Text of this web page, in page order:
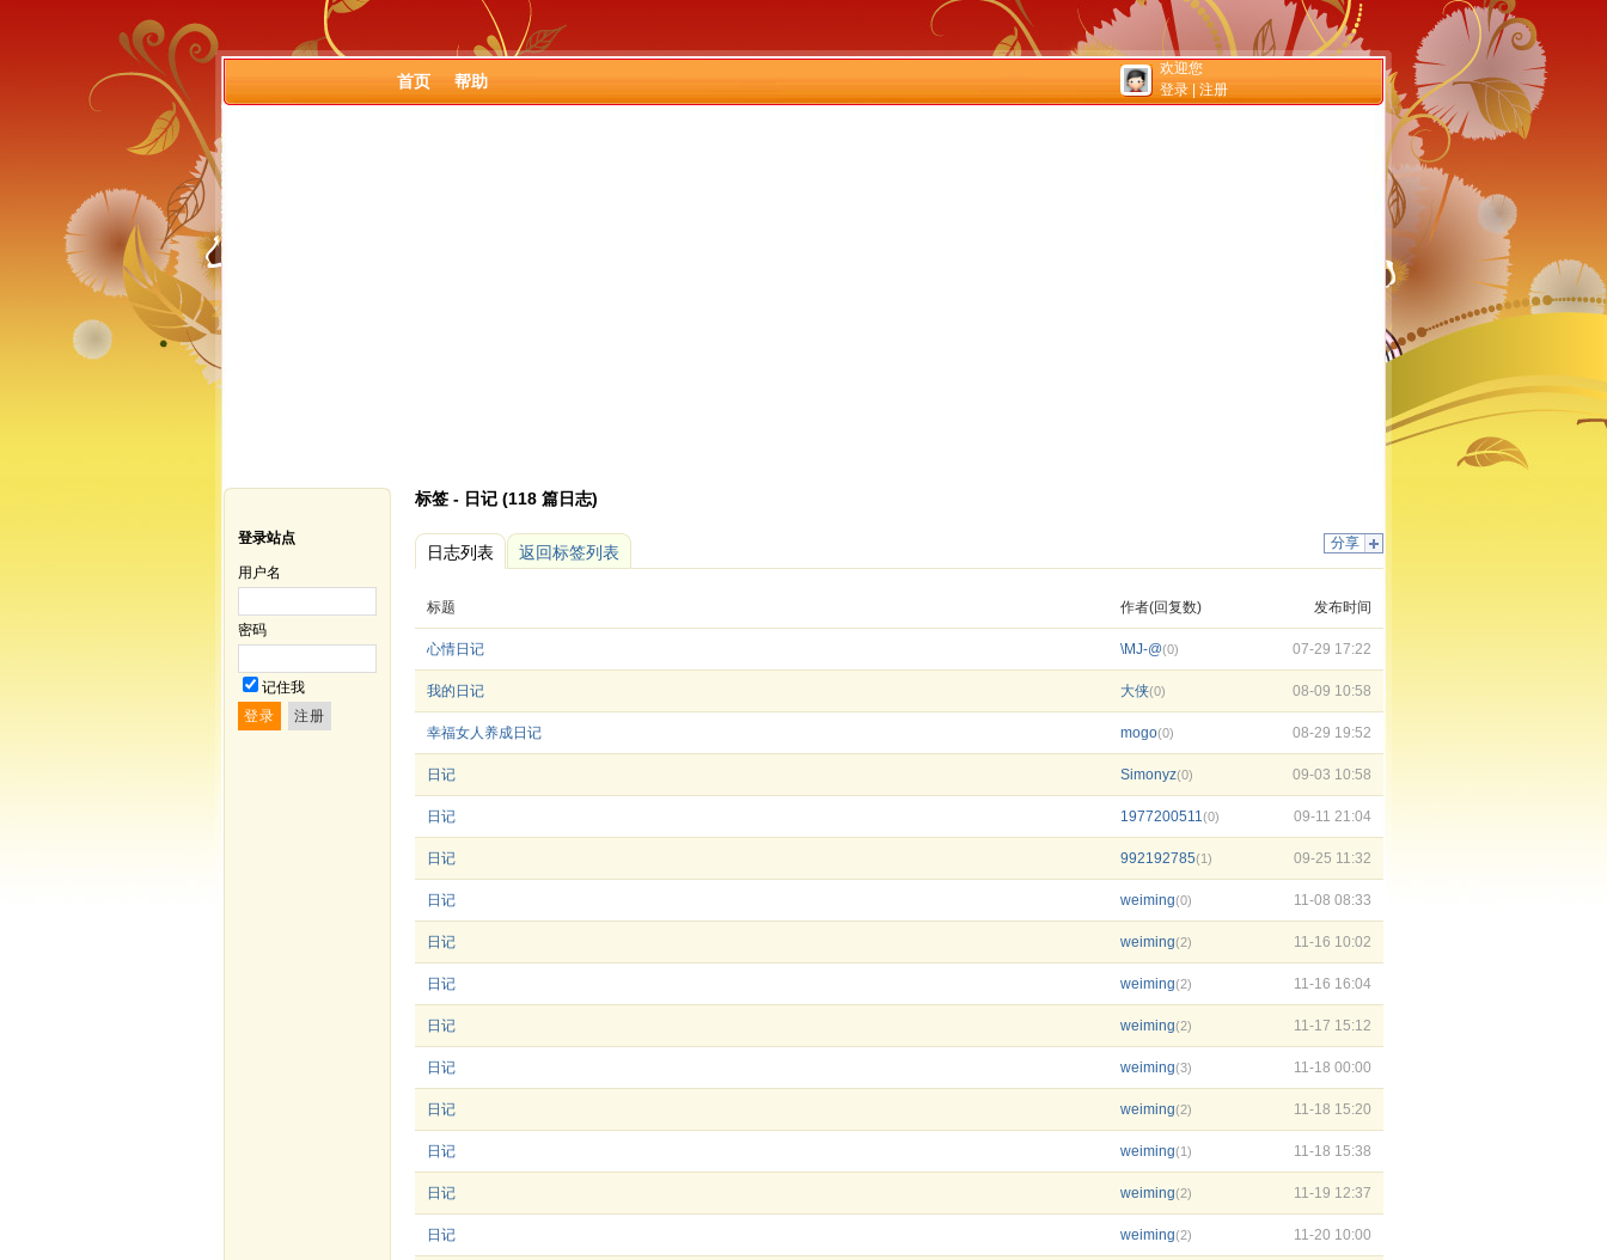
首页 帮助
欢迎您
登录
注册
登录站点
用户名
密码
记住我
标签 - 日记 (118 篇日志)
分享
日志列表 返回标签列表
标题 作者(回复数) 发布时间
心情日记 \MJ-@(0) 07-29 17:22
我的日记 大侠(0) 08-09 10:58
幸福女人养成日记 mogo(0) 08-29 19:52
日记 Simonyz(0) 09-03 10:58
日记 1977200511(0) 09-11 21:04
日记 992192785(1) 09-25 11:32
日记 weiming(0) 11-08 08:33
日记 weiming(2) 11-16 10:02
日记 weiming(2) 11-16 16:04
日记 weiming(2) 11-17 15:12
日记 weiming(3) 11-18 00:00
日记 weiming(2) 11-18 15:20
日记 weiming(1) 11-18 15:38
日记 weiming(2) 11-19 12:37
日记 weiming(2) 11-20 10:00